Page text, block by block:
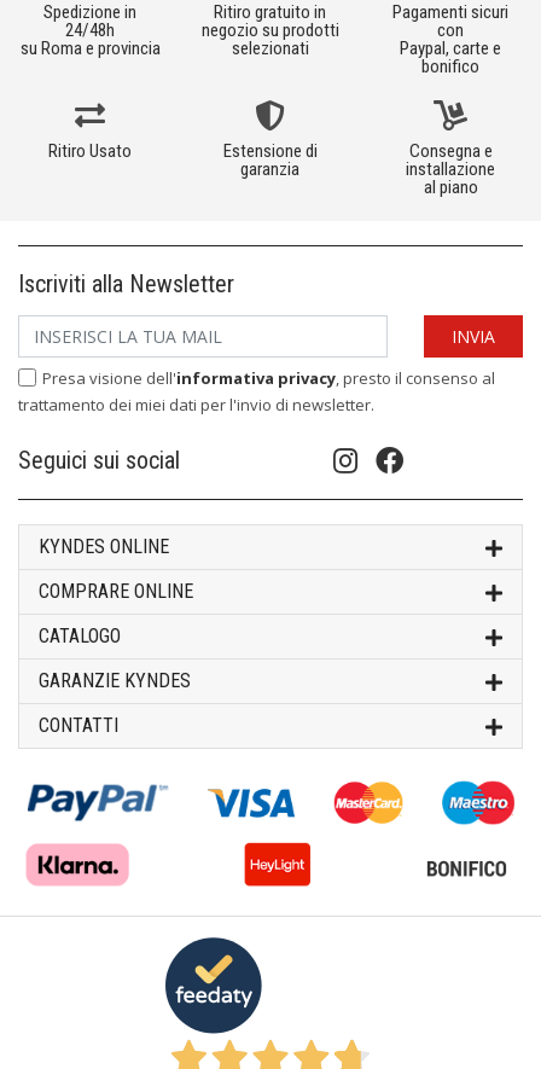
Spedizione in
24/48h
su Roma e provincia
Ritiro gratuito in
negozio su prodotti
selezionati
Pagamenti sicuri
con
Paypal, carte e
bonifico
Ritiro Usato
Estensione di
garanzia
Consegna e
installazione
al piano
Iscriviti alla Newsletter
Presa visione dell'informativa privacy, presto il consenso al
trattamento dei miei dati per l'invio di newsletter.
Seguici sui social
KYNDES ONLINE
COMPRARE ONLINE
CATALOGO
GARANZIE KYNDES
CONTATTI